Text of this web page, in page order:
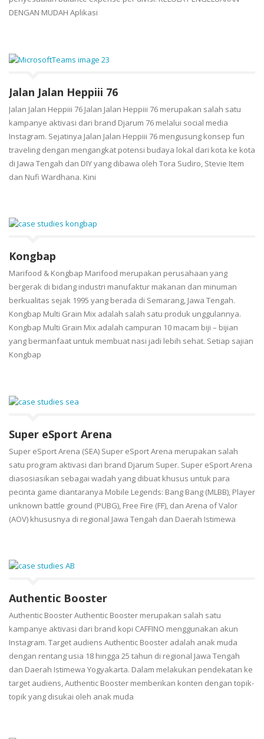
DENGAN MUDAH Aplikasi
Jalan Jalan Heppiii 76
Jalan Jalan Heppiii 76 Jalan Jalan Heppiii 76 merupakan salah satu
kampanye aktivasi dari brand Djarum 76 melalui social media
Instagram. Sejatinya Jalan Jalan Heppiii 76 mengusung konsep fun
traveling dengan mengangkat potensi budaya lokal dari kota ke kota
di Jawa Tengah dan DIY yang dibawa oleh Tora Sudiro, Stevie Item
dan Nufi Wardhana. Kini
Kongbap
Marifood & Kongbap Marifood merupakan perusahaan yang
bergerak di bidang industri manufaktur makanan dan minuman
berkualitas sejak 1995 yang berada di Semarang, Jawa Tengah.
Kongbap Multi Grain Mix adalah salah satu produk unggulannya.
Kongbap Multi Grain Mix adalah campuran 10 macam biji – bijian
yang bermanfaat untuk membuat nasi jadi lebih sehat. Setiap sajian
Kongbap
Super eSport Arena
Super eSport Arena (SEA) Super eSport Arena merupakan salah
satu program aktivasi dari brand Djarum Super. Super eSport Arena
diasosiasikan sebagai wadah yang dibuat khusus untuk para
pecinta game diantaranya Mobile Legends: Bang Bang (MLBB), Player
unknown battle ground (PUBG), Free Fire (FF), dan Arena of Valor
(AOV) khususnya di regional Jawa Tengah dan Daerah Istimewa
Authentic Booster
Authentic Booster Authentic Booster merupakan salah satu
kampanye aktivasi dari brand kopi CAFFINO menggunakan akun
Instagram. Target audiens Authentic Booster adalah anak muda
dengan rentang usia 18 hingga 25 tahun di regional Jawa Tengah
dan Daerah Istimewa Yogyakarta. Dalam melakukan pendekatan ke
target audiens, Authentic Booster memberikan konten dengan topik-
topik yang disukai oleh anak muda